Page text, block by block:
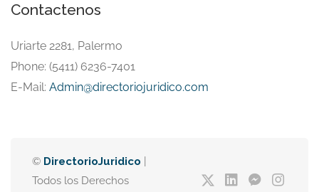
Contactenos
Uriarte 2281, Palermo
Phone: (5411) 6236-7401
E-Mail: Admin@directoriojuridico.com
© DirectorioJuridico
Todos los Derechos